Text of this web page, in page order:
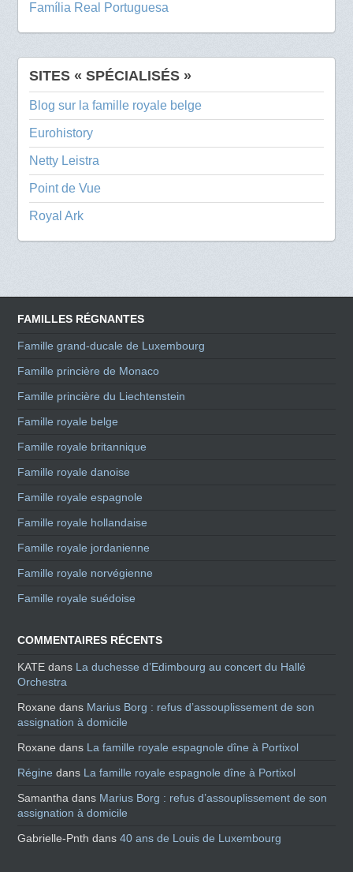
Família Real Portuguesa
SITES « SPÉCIALISÉS »
Blog sur la famille royale belge
Eurohistory
Netty Leistra
Point de Vue
Royal Ark
FAMILLES RÉGNANTES
Famille grand-ducale de Luxembourg
Famille princière de Monaco
Famille princière du Liechtenstein
Famille royale belge
Famille royale britannique
Famille royale danoise
Famille royale espagnole
Famille royale hollandaise
Famille royale jordanienne
Famille royale norvégienne
Famille royale suédoise
COMMENTAIRES RÉCENTS
KATE dans La duchesse d’Edimbourg au concert du Hallé
Orchestra
Roxane dans Marius Borg : refus d’assouplissement de son
assignation à domicile
Roxane dans La famille royale espagnole dîne à Portixol
Régine dans La famille royale espagnole dîne à Portixol
Samantha dans Marius Borg : refus d’assouplissement de son
assignation à domicile
Gabrielle-Pnth dans40 ans de Louis de Luxembourg